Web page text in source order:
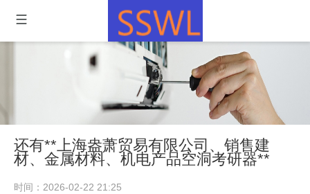
还有**上海盎萧贸易有限公司、销售建
材、金属材料、机电产品空洞考研器**
时间：2026-02-22 21:25